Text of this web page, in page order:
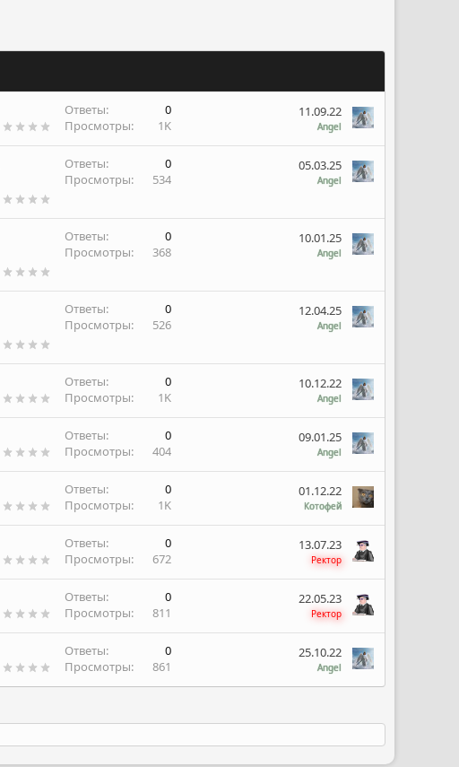
Ответы
0
Просмотры
1K
11.09.22
Angel
Ответы
0
Просмотры
534
05.03.25
Angel
Ответы
0
Просмотры
368
10.01.25
Angel
Ответы
0
Просмотры
526
12.04.25
Angel
Ответы
0
Просмотры
1K
10.12.22
Angel
Ответы
0
Просмотры
404
09.01.25
Angel
Ответы
0
Просмотры
1K
01.12.22
Котофей
Ответы
0
Просмотры
672
13.07.23
Ректор
Ответы
0
Просмотры
811
22.05.23
Ректор
Ответы
0
Просмотры
861
25.10.22
Angel